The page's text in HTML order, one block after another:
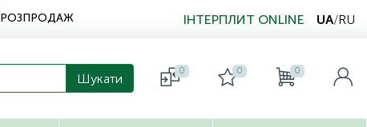
РОЗПРОДАЖ ІНТЕРПЛИТ ONLINE UA/RU
0 0 0